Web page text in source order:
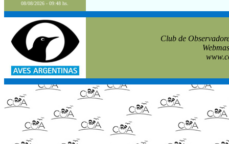
08/08/2026 - 09:48 hs.
Club de